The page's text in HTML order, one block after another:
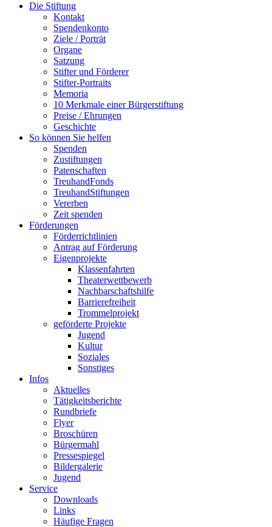
Die Stiftung
Kontakt
Spendenkonto
Ziele / Porträt
Organe
Satzung
Stifter und Förderer
Stifter-Portraits
Memoria
10 Merkmale einer Bürgerstiftung
Preise / Ehrungen
Geschichte
So können Sie helfen
Spenden
Zustiftungen
Patenschaften
TreuhandFonds
TreuhandStiftungen
Vererben
Zeit spenden
Förderungen
Förderrichtlinien
Antrag auf Förderung
Eigenprojekte
Klassenfahrten
Theaterwettbewerb
Nachbarschaftshilfe
Barrierefreiheit
Trommelprojekt
geförderte Projekte
Jugend
Kultur
Soziales
Sonstiges
Infos
Aktuelles
Tätigkeitsberichte
Rundbriefe
Flyer
Broschüren
Bürgermahl
Pressespiegel
Bildergalerie
Jugend
Service
Downloads
Links
Häufige Fragen